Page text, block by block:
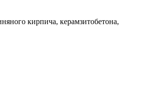
кирпича, керамзитобетона,